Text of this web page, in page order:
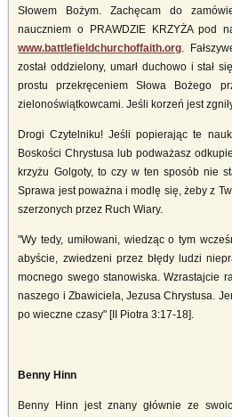
Słowem Bożym. Zachęcam do
nauczniem o PRAWDZIE KRZYŻA pod
www.battlefieldchurchoffaith.org.
został oddzielony, umarł duchowo i stał
prostu przekręceniem Słowa Bożego
zielonoświątkowcami. Jeśli korzeń jest
Drogi Czytelniku! Jeśli popierając te
Boskości Chrystusa lub podważasz
krzyżu Golgoty, to czy w ten sposób nie
Sprawa jest poważna i modlę się, żeby z
szerzonych przez Ruch Wiary.
"Wy tedy, umiłowani, wiedząc o tym
abyście, zwiedzeni przez błędy ludzi
mocnego swego stanowiska. Wzrastajcie
naszego i Zbawiciela, Jezusa Chrystusa.
po wieczne czasy" [II Piotra 3:17-18].
Benny Hinn
Benny Hinn jest znany głównie ze